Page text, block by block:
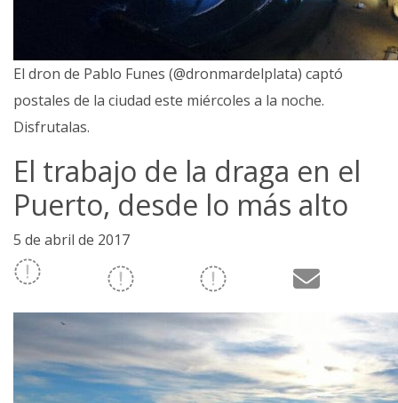
El dron de Pablo Funes (@dronmardelplata) captó
postales de la ciudad este miércoles a la noche.
Disfrutalas.
El trabajo de la draga en el
Puerto, desde lo más alto
5 de abril de 2017